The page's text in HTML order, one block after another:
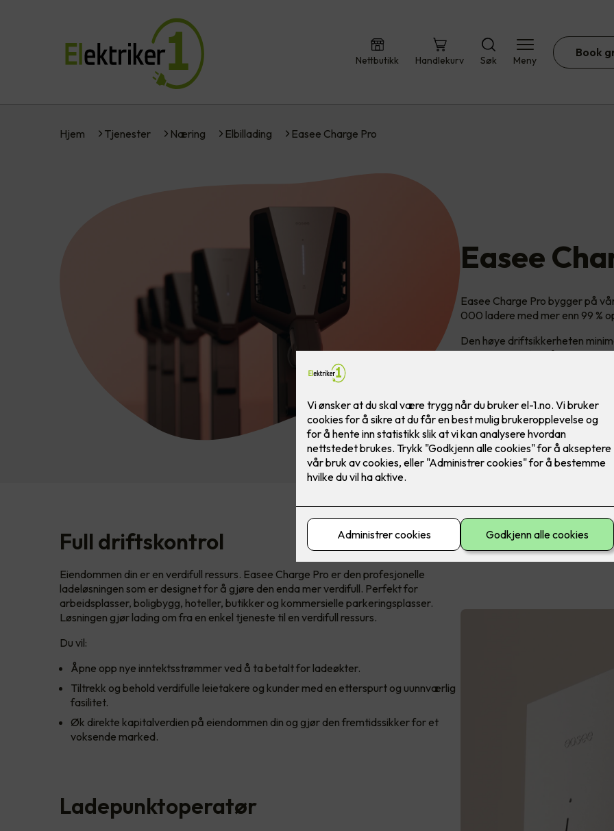
Nettbutikk Handlekurv Søk Meny
Book
Hjem Tjenester Næring Elbillading Easee Charge Pro
Easee
Easee Charge Pro bygger på
000 ladere med mer enn 99 %
Den høye driftsikkerheten
gjør det mulig for vårt
Full driftskontrol
Eiendommen din er en verdifull ressurs. Easee Charge Pro er den profesjonelle
ladeløsningen som er designet for å gjøre den enda mer verdifull. Perfekt for
arbeidsplasser, boligbygg, hoteller, butikker og kommersielle parkeringsplasser.
Løsningen gjør lading om fra en enkel tjeneste til en verdifull ressurs.
Du vil:
Åpne opp nye inntektsstrømmer ved å ta betalt for ladeøkter.
Tiltrekk og behold verdifulle leietakere og kunder med en etterspurt og uunnværlig
fasilitet.
Øk direkte kapitalverdien på eiendommen din og gjør den fremtidssikker for et
voksende marked.
Ladepunktoperatør